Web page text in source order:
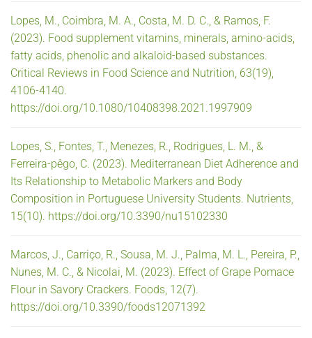
Lopes, M., Coimbra, M. A., Costa, M. D. C., & Ramos, F.
(2023). Food supplement vitamins, minerals, amino-acids,
fatty acids, phenolic and alkaloid-based substances.
Critical Reviews in Food Science and Nutrition, 63(19),
4106-4140.
https://doi.org/10.1080/10408398.2021.1997909
Lopes, S., Fontes, T., Menezes, R., Rodrigues, L. M., &
Ferreira-pêgo, C. (2023). Mediterranean Diet Adherence and
Its Relationship to Metabolic Markers and Body
Composition in Portuguese University Students. Nutrients,
15(10). https://doi.org/10.3390/nu15102330
Marcos, J., Carriço, R., Sousa, M. J., Palma, M. L., Pereira, P.,
Nunes, M. C., & Nicolai, M. (2023). Effect of Grape Pomace
Flour in Savory Crackers. Foods, 12(7).
https://doi.org/10.3390/foods12071392